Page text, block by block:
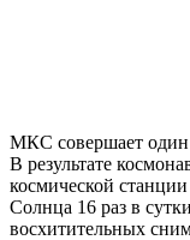
МКС совершает один
В результате
космической
Солнца 16 раз в
восхитительных